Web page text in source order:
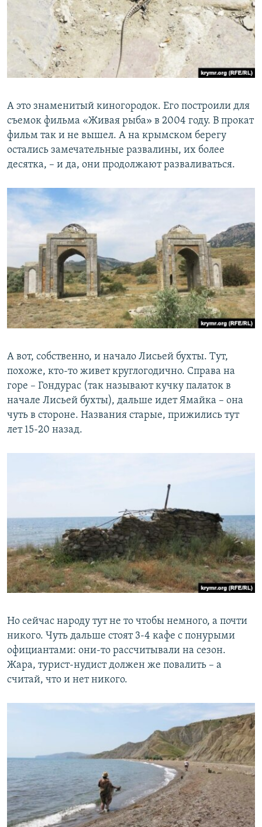
А это знаменитый киногородок. Его построили для
съемок фильма «Живая рыба» в 2004 году. В прокат
фильм так и не вышел. А на крымском берегу
остались замечательные развалины, их более
десятка, – и да, они продолжают разваливаться.
А вот, собственно, и начало Лисьей бухты. Тут,
похоже, кто-то живет круглогодично. Справа на
горе – Гондурас (так называют кучку палаток в
начале Лисьей бухты), дальше идет Ямайка – она
чуть в стороне. Названия старые, прижились тут
лет 15-20 назад.
Но сейчас народу тут не то чтобы немного, а почти
никого. Чуть дальше стоят 3-4 кафе с понурыми
официантами: они-то рассчитывали на сезон.
Жара, турист-нудист должен же повалить – а
считай, что и нет никого.